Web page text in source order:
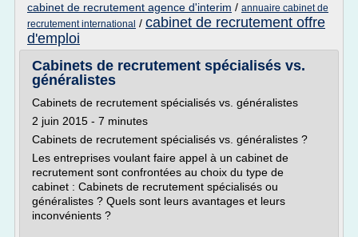
cabinet de recrutement agence d'interim / annuaire cabinet de
recrutement international / cabinet de recrutement offre
d'emploi
Cabinets de recrutement spécialisés vs.
généralistes
Cabinets de recrutement spécialisés vs. généralistes
2 juin 2015 - 7 minutes
Cabinets de recrutement spécialisés vs. généralistes ?
Les entreprises voulant faire appel à un cabinet de
recrutement sont confrontées au choix du type de
cabinet : Cabinets de recrutement spécialisés ou
généralistes ? Quels sont leurs avantages et leurs
inconvénients ?